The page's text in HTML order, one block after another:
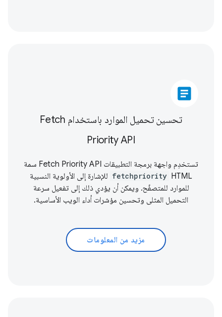
article
تحسين تحميل الموارد باستخدام Fetch
Priority API
تستخدِم واجهة برمجة التطبيقات Fetch Priority API سمة
HTML
fetchpriority للإشارة إلى الأولوية النسبية
للموارد للمتصفّح. ويمكن أن يؤدي ذلك إلى تفعيل سرعة
التحميل المثلى وتحسين مؤشرات أداء الويب الأساسية.
مزيد من المعلومات